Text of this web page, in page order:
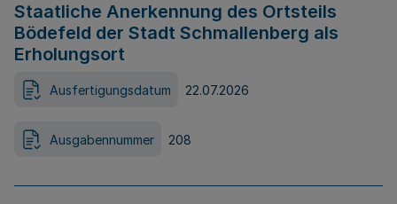
Staatliche Anerkennung des Ortsteils
Bödefeld der Stadt Schmallenberg als
Erholungsort
Ausfertigungsdatum 22.07.2026
Ausgabennummer 208